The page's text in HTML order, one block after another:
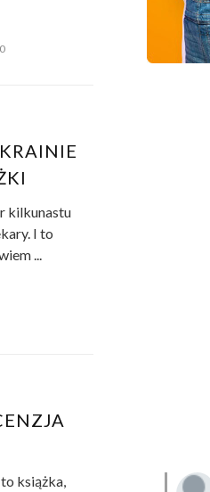
0
kilkunastu
I to
...
książka,